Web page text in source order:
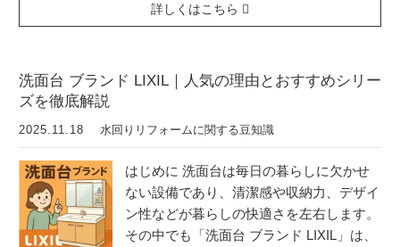
詳しくはこちら
洗面台 ブランド LIXIL｜人気の理由とおすすめシリー
ズを徹底解説
2025.11.18 水回りリフォームに関する豆知識
はじめに 洗面台は毎日の暮らしに欠かせ
ない設備であり、清潔感や収納力、デザイ
ン性などが暮らしの快適さを左右します。
その中でも「洗面台 ブランド LIXIL」は、